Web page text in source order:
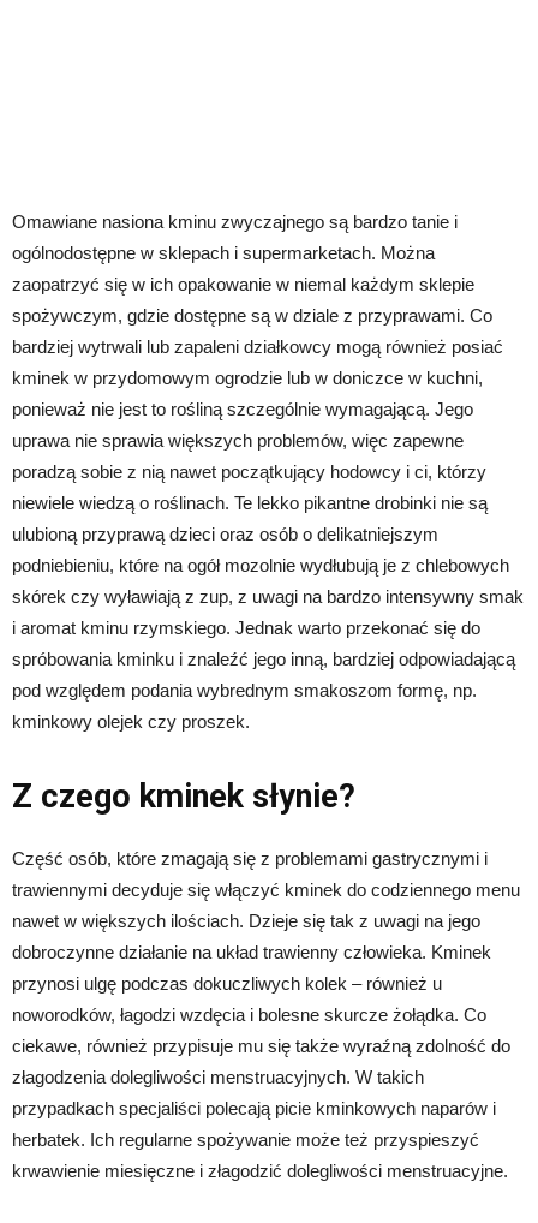
Omawiane nasiona kminu zwyczajnego są bardzo tanie i
ogólnodostępne w sklepach i supermarketach. Można
zaopatrzyć się w ich opakowanie w niemal każdym sklepie
spożywczym, gdzie dostępne są w dziale z przyprawami. Co
bardziej wytrwali lub zapaleni działkowcy mogą również posiać
kminek w przydomowym ogrodzie lub w doniczce w kuchni,
ponieważ nie jest to rośliną szczególnie wymagającą. Jego
uprawa nie sprawia większych problemów, więc zapewne
poradzą sobie z nią nawet początkujący hodowcy i ci, którzy
niewiele wiedzą o roślinach. Te lekko pikantne drobinki nie są
ulubioną przyprawą dzieci oraz osób o delikatniejszym
podniebieniu, które na ogół mozolnie wydłubują je z chlebowych
skórek czy wyławiają z zup, z uwagi na bardzo intensywny smak
i aromat kminu rzymskiego. Jednak warto przekonać się do
spróbowania kminku i znaleźć jego inną, bardziej odpowiadającą
pod względem podania wybrednym smakoszom formę, np.
kminkowy olejek czy proszek.
Z czego kminek słynie?
Część osób, które zmagają się z problemami gastrycznymi i
trawiennymi decyduje się włączyć kminek do codziennego menu
nawet w większych ilościach. Dzieje się tak z uwagi na jego
dobroczynne działanie na układ trawienny człowieka. Kminek
przynosi ulgę podczas dokuczliwych kolek – również u
noworodków, łagodzi wzdęcia i bolesne skurcze żołądka. Co
ciekawe, również przypisuje mu się także wyraźną zdolność do
złagodzenia dolegliwości menstruacyjnych. W takich
przypadkach specjaliści polecają picie kminkowych naparów i
herbatek. Ich regularne spożywanie może też przyspieszyć
krwawienie miesięczne i złagodzić dolegliwości menstruacyjne.